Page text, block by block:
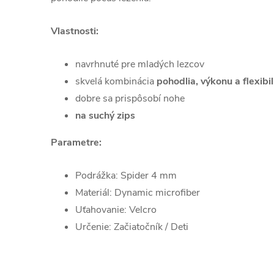
Vlastnosti:
navrhnuté pre mladých lezcov
skvelá kombinácia pohodlia, výkonu a
dobre sa prispôsobí nohe
na suchý zips
Parametre:
Podrážka: Spider 4 mm
Materiál: Dynamic microfiber
Uťahovanie: Velcro
Určenie: Začiatočník / Deti